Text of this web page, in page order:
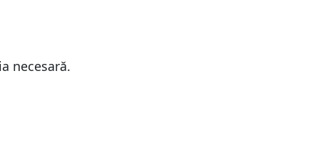
necesară.